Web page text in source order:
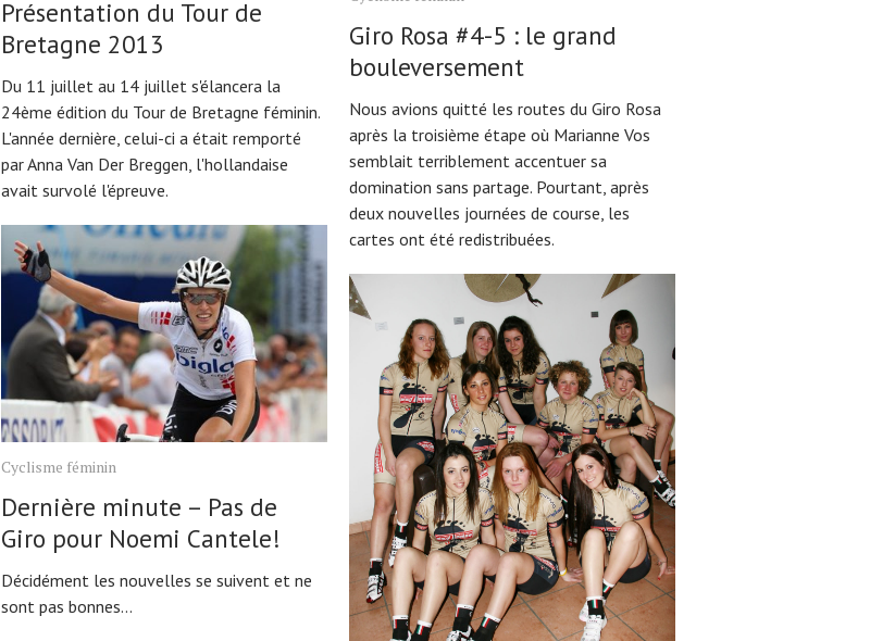
Présentation du Tour de
Bretagne 2013
Du 11 juillet au 14 juillet s'élancera la
24ème édition du Tour de Bretagne féminin.
L'année dernière, celui-ci a était remporté
par Anna Van Der Breggen, l'hollandaise
avait survolé l'épreuve.
Cyclisme féminin
Dernière minute – Pas de
Giro pour Noemi Cantele!
Décidément les nouvelles se suivent et ne
sont pas bonnes...
Giro Rosa #4-5 : le grand
bouleversement
Nous avions quitté les routes du Giro Rosa
après la troisième étape où Marianne Vos
semblait terriblement accentuer sa
domination sans partage. Pourtant, après
deux nouvelles journées de course, les
cartes ont été redistribuées.